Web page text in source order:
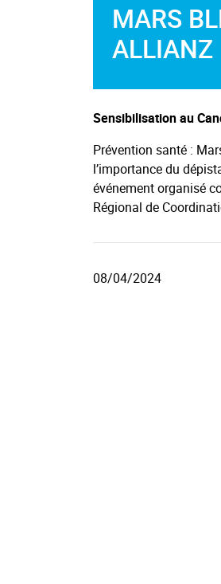
MARS
ALLIANZ
Sensibilisation au
Prévention santé :
l’importance du
événement organisé
Régional de
08/04/2024